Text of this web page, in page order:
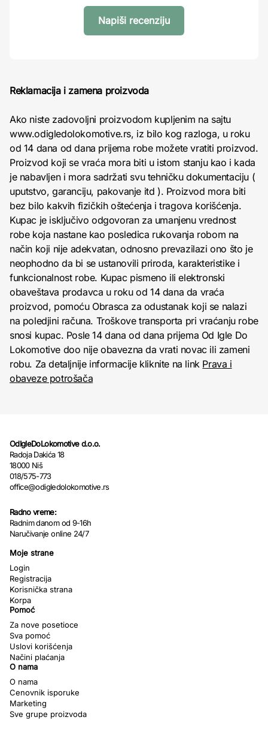
Napiši recenziju
Reklamacija i zamena proizvoda
Ako niste zadovoljni proizvodom kupljenim na sajtu
www.odigledolokomotive.rs, iz bilo kog razloga, u roku
od 14 dana od dana prijema robe možete vratiti proizvod.
Proizvod koji se vraća mora biti u istom stanju kao i kada
je nabavljen i mora sadržati svu tehničku dokumentaciju (
uputstvo, garanciju, pakovanje itd ). Proizvod mora biti
bez bilo kakvih fizičkih oštećenja i tragova korišćenja.
Kupac je isključivo odgovoran za umanjenu vrednost
robe koja nastane kao posledica rukovanja robom na
način koji nije adekvatan, odnosno prevazilazi ono što je
neophodno da bi se ustanovili priroda, karakteristike i
funkcionalnost robe. Kupac pismeno ili elektronski
obaveštava prodavca u roku od 14 dana da vraća
proizvod, pomoću Obrasca za odustanak koji se nalazi
na poledjini računa. Troškove transporta pri vraćanju robe
snosi kupac. Posle 14 dana od dana prijema Od Igle Do
Lokomotive doo nije obavezna da vrati novac ili zameni
robu. Za detaljnije informacije kliknite na link Prava i
obaveze potrošača
OdIgleDoLokomotive d.o.o.
Radoja Dakića 18
18000 Niš
018/575-773
office@odigledolokomotive.rs
Radno vreme:
Radnim danom od 9-16h
Naručivanje online 24/7
Moje strane
Login
Registracija
Korisnička strana
Korpa
Pomoć
Za nove posetioce
Sva pomoć
Uslovi korišćenja
Načini plaćanja
O nama
O nama
Cenovnik isporuke
Marketing
Sve grupe proizvoda